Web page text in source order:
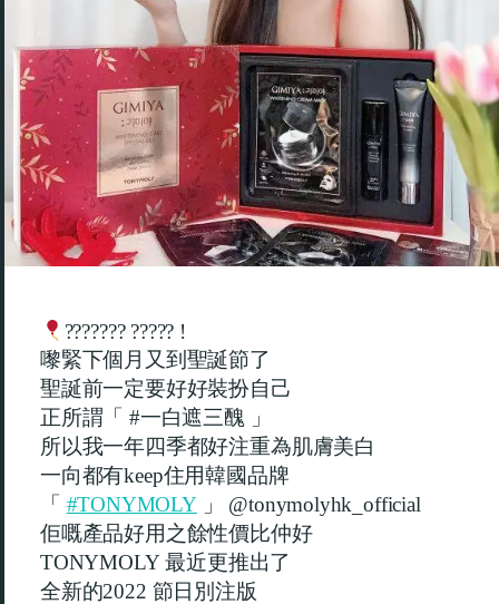
??????? ????? !
嚟緊下個月又到聖誕節了
聖誕前一定要好好裝扮自己
正所謂「 #一白遮三醜 」
所以我一年四季都好注重為肌膚美白
一向都有keep住用韓國品牌
「 #TONYMOLY 」 @tonymolyhk_official
佢嘅產品好用之餘性價比仲好
TONYMOLY最近更推出了
全新的2022 節日別注版